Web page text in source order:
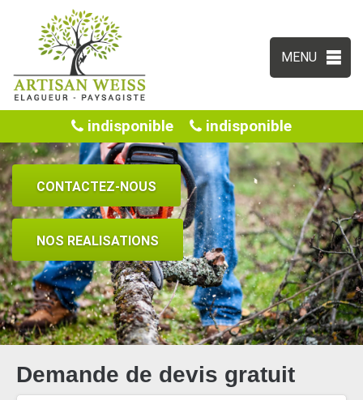
MENU
indisponible indisponible
CONTACTEZ-NOUS
NOS REALISATIONS
Demande de devis gratuit